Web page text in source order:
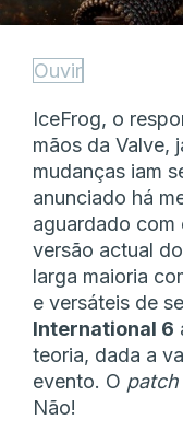
Ouvir
IceFrog, o
mãos da Valve,
mudanças iam
anunciado há
aguardado com
versão actual
larga maioria
e versáteis de
International 6
teoria, dada a
evento. O patch
Não!